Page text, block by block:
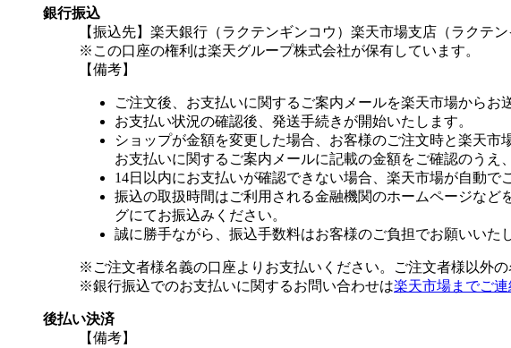
銀行振込
【振込先】楽天銀行（ラクテンギンコウ）楽天市場支店（ラクテ
※この口座の権利は楽天グループ株式会社が保有しています。
【備考】
ご注文後、お支払いに関するご案内メールを楽天市場からお
お支払い状況の確認後、発送手続きが開始いたします。
ショップが金額を変更した場合、お客様のご注文時と楽天市
お支払いに関するご案内メールに記載の金額をご確認のうえ
14日以内にお支払いが確認できない場合、楽天市場が自動で
振込の取扱時間はご利用される金融機関のホームページな
グにてお振込みください。
誠に勝手ながら、振込手数料はお客様のご負担でお願いいた
※ご注文者様名義の口座よりお支払いください。ご注文者様以外
※銀行振込でのお支払いに関するお問い合わせは楽天市場までご連
後払い決済
【備考】